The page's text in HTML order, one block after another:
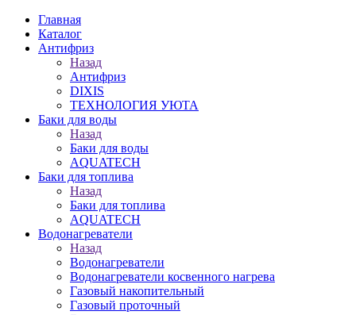
Главная
Каталог
Антифриз
Назад
Антифриз
DIXIS
ТЕХНОЛОГИЯ УЮТА
Баки для воды
Назад
Баки для воды
AQUATECH
Баки для топлива
Назад
Баки для топлива
AQUATECH
Водонагреватели
Назад
Водонагреватели
Водонагреватели косвенного нагрева
Газовый накопительный
Газовый проточный